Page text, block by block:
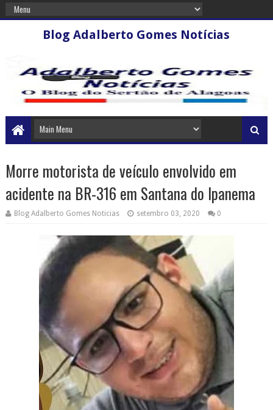
Blog Adalberto Gomes Notícias
Morre motorista de veículo envolvido em
acidente na BR-316 em Santana do Ipanema
Blog Adalberto Gomes Noticias setembro 03, 2020 0